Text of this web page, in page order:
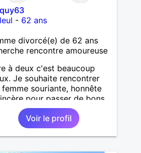
- 62 ans
divorcé(e) de 62 ans
rencontre amoureuse
à deux c'est beaucoup
Je souhaite rencontrer
femme souriante, honnête
pour passer de bons
qui aime plaisanter, se
et partager, je le
notre complicité.
beaucoup les chantiers
Voir le profil